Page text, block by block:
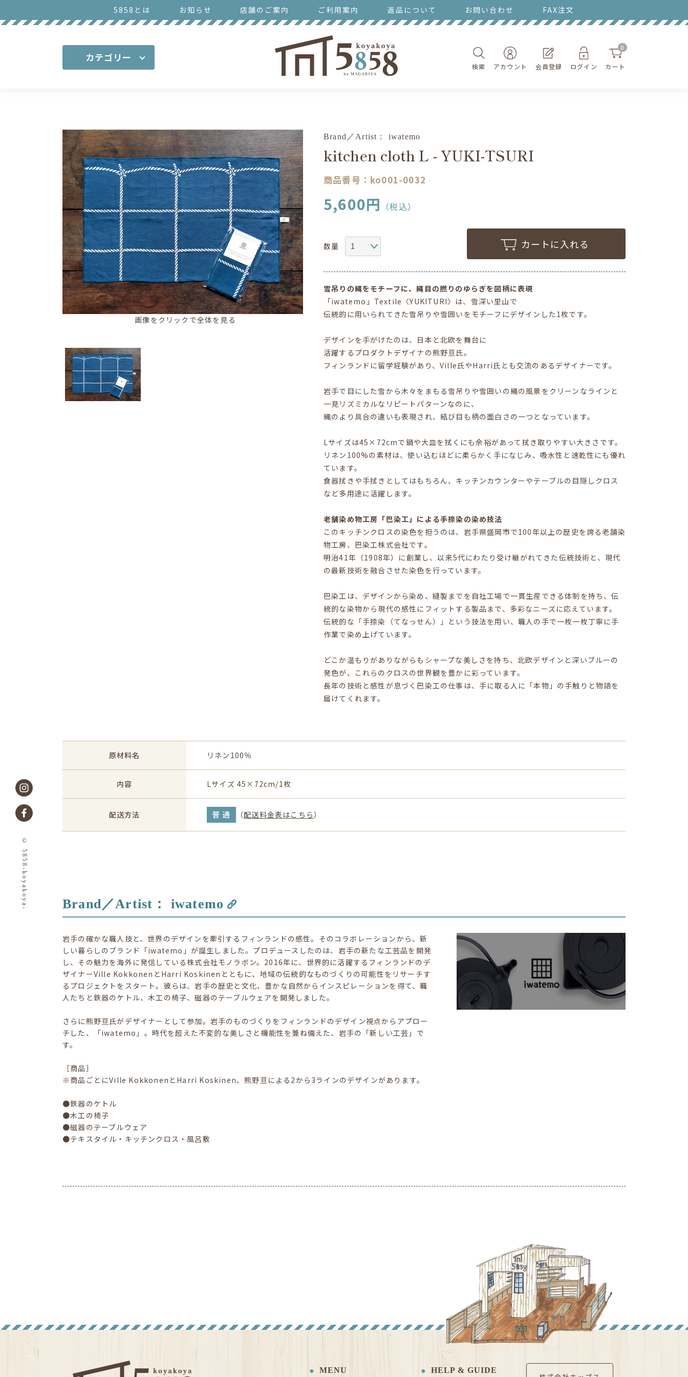
5858とは お知らせ 店舗のご案内 ご利用案内 返品について お問い合わせ FAX注文
検索 アカウント 会員登録 ログイン
0
カート
カテゴリー
© 5858-koyakoya-
画像をクリックで全体を見る
Brand／Artist： iwatemo
kitchen cloth L - YUKI-TSURI
商品番号：ko001-0032
5,600円 （税込）
数量 カートに入れる
雪吊りの縄をモチーフに、縄目の撚りのゆらぎを図柄に表現
「iwatemo」Textile〈YUKITURI〉は、雪深い里山で
伝統的に用いられてきた雪吊りや雪囲いをモチーフにデザインした1枚です。
デザインを手がけたのは、日本と北欧を舞台に
活躍するプロダクトデザイナの熊野亘氏。
フィンランドに留学経験があり、Ville氏やHarri氏とも交流のあるデザイナーです。
岩手で目にした雪から木々をまもる雪吊りや雪囲いの縄の風景をクリーンなラインと
一見リズミカルなリピートパターンなのに、
縄のより具合の違いも表現され、結び目も柄の面白さの一つとなっています。
Lサイズは45×72cmで鍋や大皿を拭くにも余裕があって拭き取りやすい大きさです。
リネン100%の素材は、使い込むほどに柔らかく手になじみ、吸水性と速乾性にも優れ
ています。
食器拭きや手拭きとしてはもちろん、キッチンカウンターやテーブルの目隠しクロス
など多用途に活躍します。
老舗染め物工房「巴染工」による手捺染の染め技法
このキッチンクロスの染色を担うのは、岩手県盛岡市で100年以上の歴史を誇る老舗染
物工房、巴染工株式会社です。
明治41年（1908年）に創業し、以来5代にわたり受け継がれてきた伝統技術と、現代
の最新技術を融合させた染色を行っています。
巴染工は、デザインから染め、縫製までを自社工場で一貫生産できる体制を持ち、伝
統的な染物から現代の感性にフィットする製品まで、多彩なニーズに応えています。
伝統的な「手捺染（てなっせん）」という技法を用い、職人の手で一枚一枚丁寧に手
作業で染め上げています。
どこか温もりがありながらもシャープな美しさを持ち、北欧デザインと深いブルーの
発色が、これらのクロスの世界観を豊かに彩っています。
長年の技術と感性が息づく巴染工の仕事は、手に取る人に「本物」の手触りと物語を
届けてくれます。
原材料名 リネン100％
内容 Lサイズ 45×72cm/1枚
配送方法 普通 （配送料金表はこちら）
Brand／Artist： iwatemo
岩手の確かな職人技と、世界のデザインを牽引するフィンランドの感性。そのコラボレーションから、新
しい暮らしのブランド「iwatemo」が誕生しました。プロデュースしたのは、岩手の新たな工芸品を開発
し、その魅力を海外に発信している株式会社モノラボン。2016年に、世界的に活躍するフィンランドのデ
ザイナーVille KokkonenとHarri Koskinenとともに、地域の伝統的なものづくりの可能性をリサーチす
るプロジェクトをスタート。彼らは、岩手の歴史と文化、豊かな自然からインスピレーションを得て、職
人たちと鉄器のケトル、木工の椅子、磁器のテーブルウェアを開発しました。
さらに熊野亘氏がデザイナーとして参加。岩手のものづくりをフィンランドのデザイン視点からアプロー
チした、「iwatemo」。時代を超えた不変的な美しさと機能性を兼ね備えた、岩手の「新しい工芸」で
す。
［商品］
※商品ごとにVille KokkonenとHarri Koskinen、熊野亘による2から3ラインのデザインがあります。
●鉄器のケトル
●木工の椅子
●磁器のテーブルウェア
●テキスタイル・キッチンクロス・風呂敷
MENU HELP & GUIDE